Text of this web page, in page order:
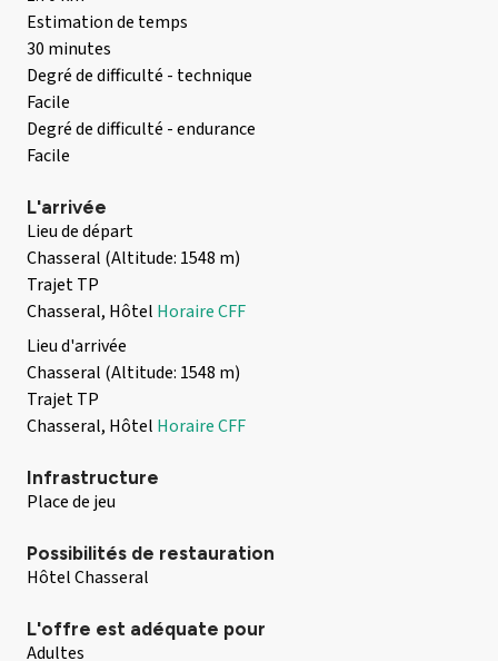
Estimation de temps
30 minutes
Degré de difficulté - technique
Facile
Degré de difficulté - endurance
Facile
L'arrivée
Lieu de départ
Chasseral (Altitude: 1548 m)
Trajet TP
Chasseral, Hôtel Horaire CFF
Lieu d'arrivée
Chasseral (Altitude: 1548 m)
Trajet TP
Chasseral, Hôtel Horaire CFF
Infrastructure
Place de jeu
Possibilités de restauration
Hôtel Chasseral
L'offre est adéquate pour
Adultes